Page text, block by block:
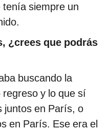
siempre un
¿crees que podrás
buscando la
y lo que sí
juntos en París, o
en París. Ese era el